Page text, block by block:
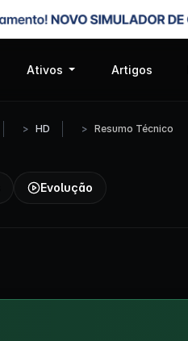
Ativos Artigos
HD Resumo Técnico
Evolução